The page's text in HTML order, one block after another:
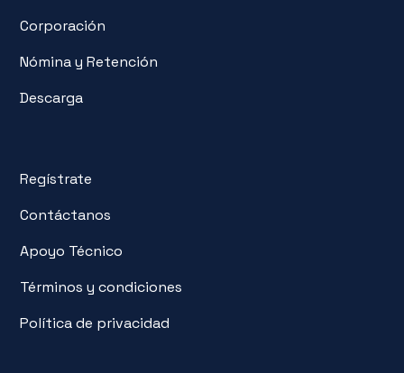
Corporación
Nómina y Retención
Descarga
Regístrate
Contáctanos
Apoyo Técnico
Términos y condiciones
Política de privacidad